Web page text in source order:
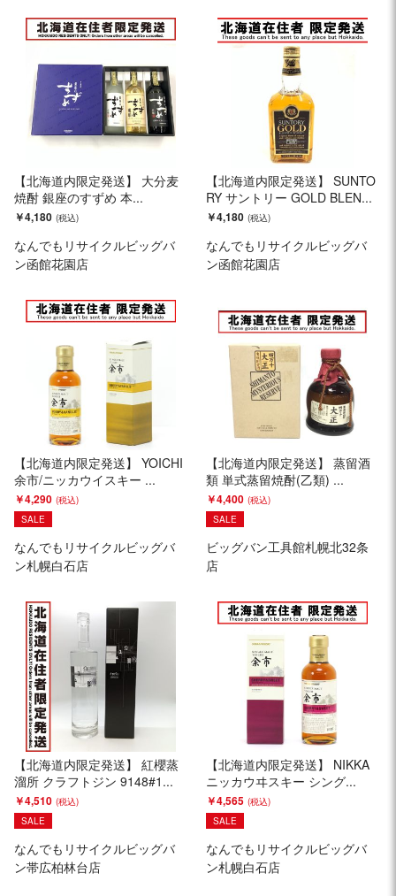
【北海道内限定発送】 大分麦
焼酎 銀座のすずめ 本...
￥4,180
なんでもリサイクルビッグバ
ン函館花園店
【北海道内限定発送】 SUNTO
RY サントリー GOLD BLEN...
￥4,180
なんでもリサイクルビッグバ
ン函館花園店
【北海道内限定発送】 YOICHI
余市/ニッカウイスキー ...
￥4,290
SALE
なんでもリサイクルビッグバ
ン札幌白石店
【北海道内限定発送】 蒸留酒
類 単式蒸留焼酎(乙類) ...
￥4,400
SALE
ビッグバン工具館札幌北32条
店
【北海道内限定発送】 紅櫻蒸
溜所 クラフトジン 9148#1...
￥4,510
SALE
なんでもリサイクルビッグバ
ン帯広柏林台店
【北海道内限定発送】 NIKKA
ニッカウヰスキー シング...
￥4,565
SALE
なんでもリサイクルビッグバ
ン札幌白石店